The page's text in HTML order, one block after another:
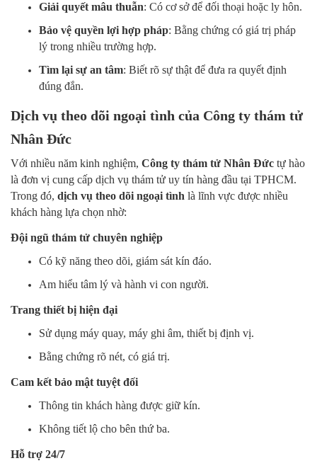
Giải quyết mâu thuẫn: Có cơ sở để đối thoại hoặc ly hôn.
Bảo vệ quyền lợi hợp pháp: Bằng chứng có giá trị pháp
lý trong nhiều trường hợp.
Tìm lại sự an tâm: Biết rõ sự thật để đưa ra quyết định
đúng đắn.
Dịch vụ theo dõi ngoại tình của Công ty thám tử
Nhân Đức
Với nhiều năm kinh nghiệm, Công ty thám tử Nhân Đức tự hào
là đơn vị cung cấp dịch vụ thám tử uy tín hàng đầu tại TPHCM.
Trong đó, dịch vụ theo dõi ngoại tình là lĩnh vực được nhiều
khách hàng lựa chọn nhờ:
Đội ngũ thám tử chuyên nghiệp
Có kỹ năng theo dõi, giám sát kín đáo.
Am hiểu tâm lý và hành vi con người.
Trang thiết bị hiện đại
Sử dụng máy quay, máy ghi âm, thiết bị định vị.
Bằng chứng rõ nét, có giá trị.
Cam kết bảo mật tuyệt đối
Thông tin khách hàng được giữ kín.
Không tiết lộ cho bên thứ ba.
Hỗ trợ 24/7